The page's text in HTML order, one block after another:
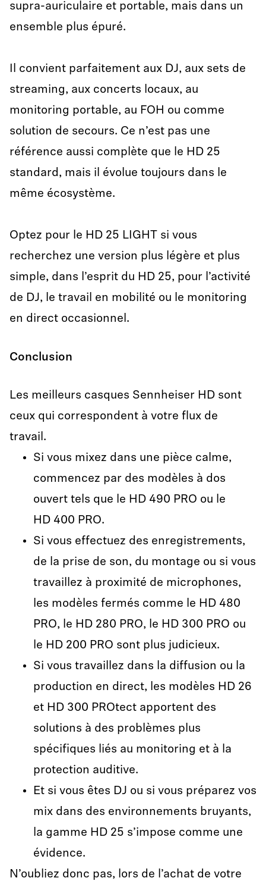
supra-auriculaire et portable, mais dans un
ensemble plus épuré.
Il convient parfaitement aux DJ, aux sets de
streaming, aux concerts locaux, au
monitoring portable, au FOH ou comme
solution de secours. Ce n’est pas une
référence aussi complète que le HD 25
standard, mais il évolue toujours dans le
même écosystème.
Optez pour le HD 25 LIGHT si vous
recherchez une version plus légère et plus
simple, dans l’esprit du HD 25, pour l’activité
de DJ, le travail en mobilité ou le monitoring
en direct occasionnel.
Conclusion
Les meilleurs casques Sennheiser HD sont
ceux qui correspondent à votre flux de
travail.
Si vous mixez dans une pièce calme,
commencez par des modèles à dos
ouvert tels que le HD 490 PRO ou le
HD 400 PRO.
Si vous effectuez des enregistrements,
de la prise de son, du montage ou si vous
travaillez à proximité de microphones,
les modèles fermés comme le HD 480
PRO, le HD 280 PRO, le HD 300 PRO ou
le HD 200 PRO sont plus judicieux.
Si vous travaillez dans la diffusion ou la
production en direct, les modèles HD 26
et HD 300 PROtect apportent des
solutions à des problèmes plus
spécifiques liés au monitoring et à la
protection auditive.
Et si vous êtes DJ ou si vous préparez vos
mix dans des environnements bruyants,
la gamme HD 25 s’impose comme une
évidence.
N’oubliez donc pas, lors de l’achat de votre